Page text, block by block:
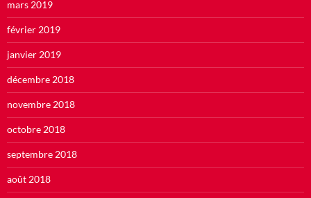
mars 2019
février 2019
janvier 2019
décembre 2018
novembre 2018
octobre 2018
septembre 2018
août 2018